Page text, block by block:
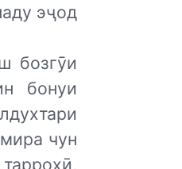
эҷод
бозгӯи
бонуи
чун